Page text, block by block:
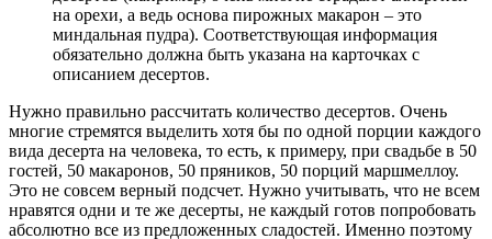
на орехи, а ведь основа пирожных макарон – это
миндальная пудра). Соответствующая информация
обязательно должна быть указана на карточках с
описанием десертов.
Нужно правильно рассчитать количество десертов. Очень
многие стремятся выделить хотя бы по одной порции каждого
вида десерта на человека, то есть, к примеру, при свадьбе в 50
гостей, 50 макаронов, 50 пряников, 50 порций маршмеллоу.
Это не совсем верный подсчет. Нужно учитывать, что не всем
нравятся одни и те же десерты, не каждый готов попробовать
абсолютно все из предложенных сладостей. Именно поэтому